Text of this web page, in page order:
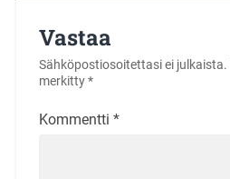
Vastaa
Sähköpostiosoitettasi ei julkaista.
merkitty*
Kommentti *